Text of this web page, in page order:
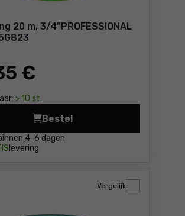
20 m, 3/4"PROFESSIONAL
€
> 10 st.
4-6 dagen
levering
Bestel
Tuinslang 20 m, 3/
Vergelijk